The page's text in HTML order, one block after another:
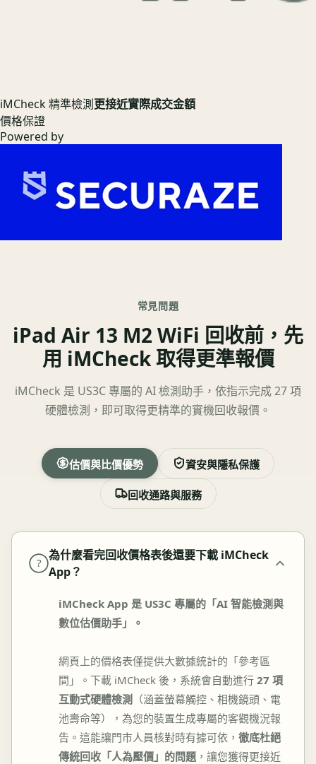
iMCheck 精準檢測更接近實際成交金額
價格保證
Powered by
常見問題
iPad Air 13 M2 WiFi 回收前，先
用 iMCheck 取得更準報價
iMCheck 是 US3C 專屬的 AI 檢測助手，依指示完成 27 項
硬體檢測，即可取得更精準的實機回收報價。
估價與比價優勢 資安與隱私保護
回收通路與服務
?
為什麼看完回收價格表後還要下載 iMCheck
App？
iMCheck App 是 US3C 專屬的「AI 智能檢測與
數位估價助手」。
網頁上的價格表僅提供大數據統計的「參考區
間」。下載 iMCheck 後，系統會自動進行 27 項
互動式硬體檢測 （涵蓋螢幕觸控、相機鏡頭、電
池壽命等），為您的裝置生成專屬的客觀機況報
告。這能讓門市人員核對時有據可依， 徹底杜絕
傳統回收「人為壓價」的問題 ，讓您獲得更接近